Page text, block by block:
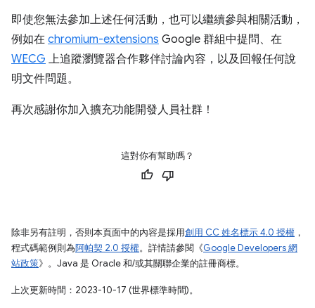
即使您無法參加上述任何活動，也可以繼續參與相關活動，
例如在 chromium-extensions Google 群組中提問、在
WECG 上追蹤瀏覽器合作夥伴討論內容，以及回報任何說
明文件問題。
再次感謝你加入擴充功能開發人員社群！
這對你有幫助嗎？
除非另有註明，否則本頁面中的內容是採用創用 CC 姓名標示 4.0 授權 ，
程式碼範例則為阿帕契 2.0 授權。詳情請參閱《Google Developers 網
站政策》。Java 是 Oracle 和/或其關聯企業的註冊商標。
上次更新時間：2023-10-17 (世界標準時間)。